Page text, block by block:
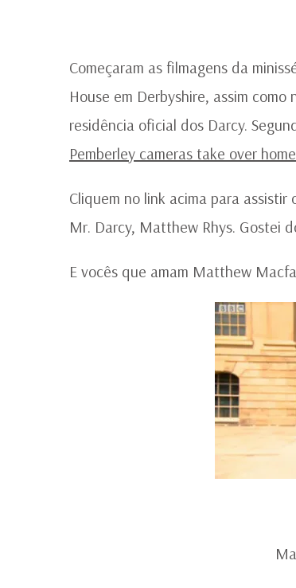
Começaram as filmagens da
House em Derbyshire, assim como
residência oficial dos Darcy.
Pemberley cameras take over home
Cliquem no link acima para
Mr. Darcy, Matthew Rhys. Gostei
E vocês que amam Matthew